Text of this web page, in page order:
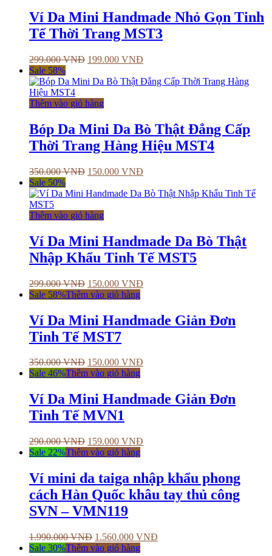
Ví Da Mini Handmade Nhỏ Gọn Tinh
Tế Thời Trang MST3
299.000VNĐ 199.000 VNĐ
Sale 58%
Thêm vào giỏ hàng
Bóp Da Mini Da Bò Thật Đẳng Cấp
Thời Trang Hàng Hiệu MST4
350.000VNĐ 150.000 VNĐ
Sale 50%
Thêm vào giỏ hàng
Ví Da Mini Handmade Da Bò Thật
Nhập Khẩu Tinh Tế MST5
299.000VNĐ 150.000 VNĐ
Sale 58%Thêm vào giỏ hàng
Ví Da Mini Handmade Giản Đơn
Tinh Tế MST7
350.000VNĐ 150.000 VNĐ
Sale 46%Thêm vào giỏ hàng
Ví Da Mini Handmade Giản Đơn
Tinh Tế MVN1
290.000VNĐ 159.000 VNĐ
Sale 22%Thêm vào giỏ hàng
Ví mini da taiga nhập khẩu phong
cách Hàn Quốc khâu tay thủ công
SVN – VMN119
1.990.000VNĐ 1.560.000 VNĐ
Sale 30%Thêm vào giỏ hàng